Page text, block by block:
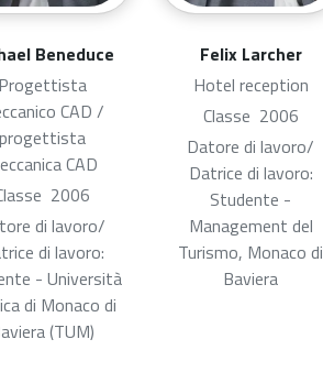
Beneduce
Progettista
CAD /
progettista
CAD
2006
di lavoro/
di lavoro:
- Università
di Monaco di
(TUM)
Felix Larcher
Hotel reception
Classe 2006
Datore di lavoro/
Datrice di lavoro:
Studente -
Management del
Turismo, Monaco di
Baviera